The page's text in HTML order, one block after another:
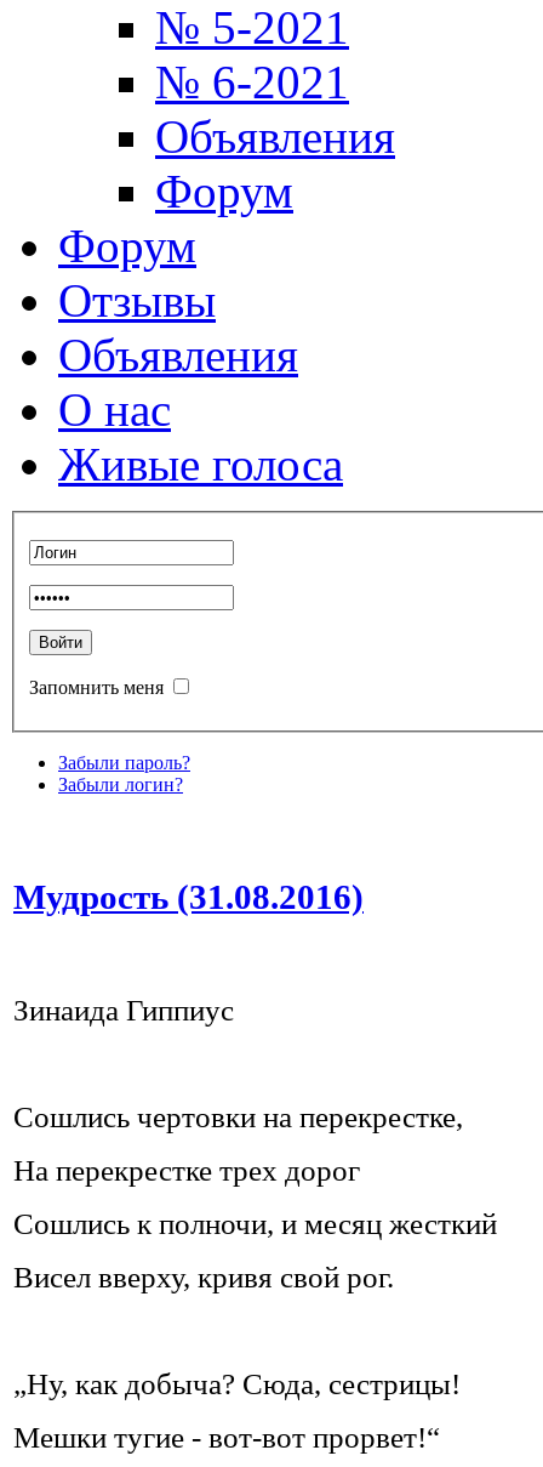
№ 5-2021
№ 6-2021
Объявления
Форум
Форум
Отзывы
Объявления
О нас
Живые голоса
Запомнить меня
Забыли пароль?
Забыли логин?
Мудрость (31.08.2016)
Зинаида Гиппиус
Сошлись чертовки на перекрестке,
На перекрестке трех дорог
Сошлись к полночи, и месяц жесткий
Висел вверху, кривя свой рог.
„Ну, как добыча? Сюда, сестрицы!
Мешки тугие - вот-вот прорвет!“